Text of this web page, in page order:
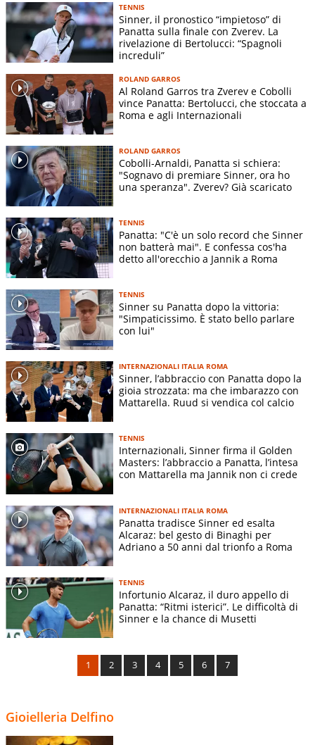
due volte. Vive a Treviso.
ANSA
TENNIS
Sinner, il pronostico “impietoso” di
Panatta sulla finale con Zverev. La
rivelazione di Bertolucci: “Spagnoli
increduli”
ROLAND GARROS
Al Roland Garros tra Zverev e Cobolli
vince Panatta: Bertolucci, che stoccata a
Roma e agli Internazionali
ROLAND GARROS
Cobolli-Arnaldi, Panatta si schiera:
"Sognavo di premiare Sinner, ora ho
una speranza". Zverev? Già scaricato
TENNIS
Panatta: "C'è un solo record che Sinner
non batterà mai". E confessa cos'ha
detto all'orecchio a Jannik a Roma
TENNIS
Sinner su Panatta dopo la vittoria:
"Simpaticissimo. È stato bello parlare
con lui"
INTERNAZIONALI ITALIA ROMA
Sinner, l’abbraccio con Panatta dopo la
gioia strozzata: ma che imbarazzo con
Mattarella. Ruud si vendica col calcio
TENNIS
Internazionali, Sinner firma il Golden
Masters: l’abbraccio a Panatta, l’intesa
con Mattarella ma Jannik non ci crede
INTERNAZIONALI ITALIA ROMA
Panatta tradisce Sinner ed esalta
Alcaraz: bel gesto di Binaghi per
Adriano a 50 anni dal trionfo a Roma
TENNIS
Infortunio Alcaraz, il duro appello di
Panatta: “Ritmi isterici”. Le difficoltà di
Sinner e la chance di Musetti
1 2 3 4 5 6 7
Gioielleria Delfino